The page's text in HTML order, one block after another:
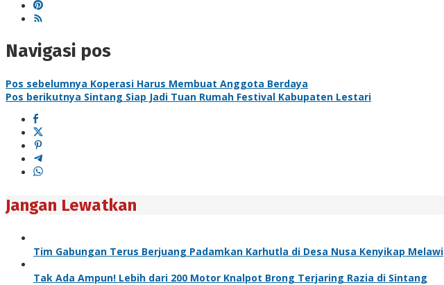
Navigasi pos
Pos sebelumnya Koperasi Harus Membuat Anggota Berdaya
Pos berikutnya Sintang Siap Jadi Tuan Rumah Festival Kabupaten Lestari
Jangan Lewatkan
Tim Gabungan Terus Berjuang Padamkan Karhutla di Desa Nusa Kenyikap Melawi
Tak Ada Ampun! Lebih dari 200 Motor Knalpot Brong Terjaring Razia di Sintang